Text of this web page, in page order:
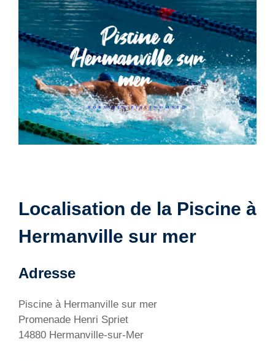
Localisation de la Piscine à
Hermanville sur mer
Adresse
Piscine à Hermanville sur mer
Promenade Henri Spriet
14880 Hermanville-sur-Mer